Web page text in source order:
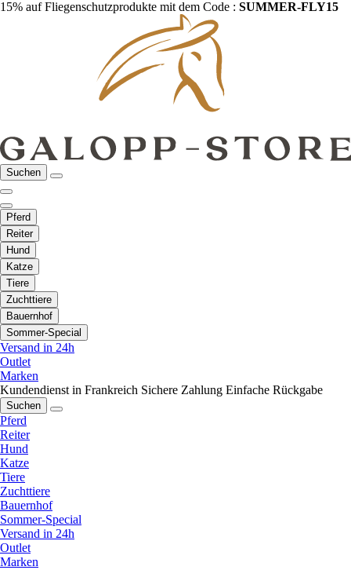
15% auf Fliegenschutzprodukte mit dem Code : SUMMER-FLY15
Suchen
Pferd
Reiter
Hund
Katze
Tiere
Zuchttiere
Bauernhof
Sommer-Special
Versand in 24h
Outlet
Marken
Kundendienst in Frankreich Sichere Zahlung Einfache Rückgabe
Suchen
Pferd
Reiter
Hund
Katze
Tiere
Zuchttiere
Bauernhof
Sommer-Special
Versand in 24h
Outlet
Marken